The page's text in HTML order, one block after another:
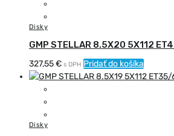
Disky
GMP STELLAR 8.5X20 5X112
327,55€ s DPH Pridať do košíka
Disky